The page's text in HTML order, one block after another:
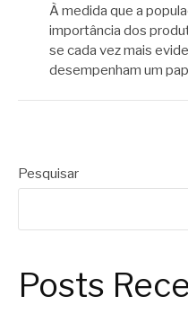
À medida que a
importância dos
se cada vez mais
desempenham um
Pesquisar
Posts